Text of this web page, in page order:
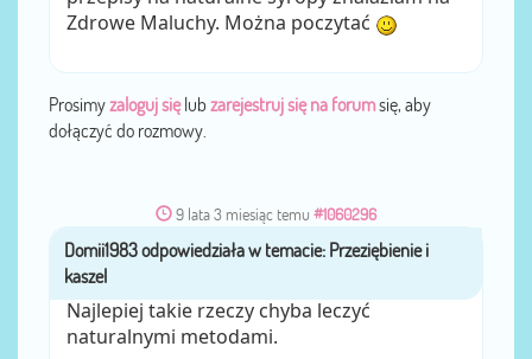
Zdrowe Maluchy. Można poczytać
Prosimyzaloguj sięlub zarejestruj się na forumsię, aby
dołączyć do rozmowy.
9 lata 3 miesiąc temu #1060296
przezDomii1983
Najlepiej takie rzeczy chyba leczyć
naturalnymi metodami.